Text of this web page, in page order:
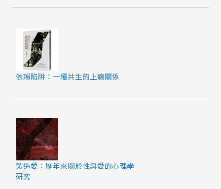
依賴陷阱：一種共生的上癮關係
製造愛：歷年來關於性與愛的心理學
研究